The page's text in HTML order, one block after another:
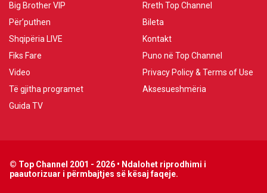
Big Brother VIP
Për’puthen
Shqipëria LIVE
Fiks Fare
Video
Të gjitha programet
Guida TV
Rreth Top Channel
Bileta
Kontakt
Puno në Top Channel
Privacy Policy & Terms of Use
Aksesueshmëria
© Top Channel 2001 - 2026 • Ndalohet riprodhimi i
paautorizuar i përmbajtjes së kësaj faqeje.